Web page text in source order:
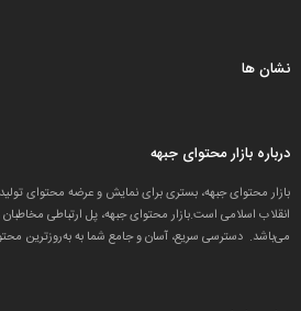
نشان ها
درباره بازار محتوای جبهه
بازار محتوای جبهه، بستری برای نمایش و عرضه محتوای
انقلاب اسلامی است.بازار محتوای جبهه، پل ارتباطی
می‌باشد. دسترسی سریع، آسان و جامع شما به به‌روزترین